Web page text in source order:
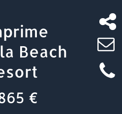
Beach
€